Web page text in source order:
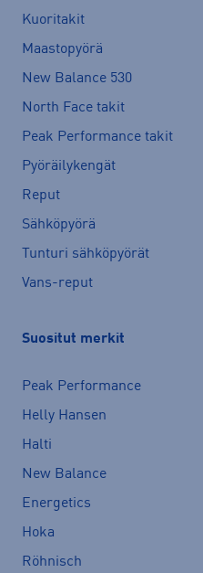
Kuoritakit
Maastopyörä
New Balance 530
North Face takit
Peak Performance takit
Pyöräilykengät
Reput
Sähköpyörä
Tunturi sähköpyörät
Vans-reput
Suositut merkit
Peak Performance
Helly Hansen
Halti
New Balance
Energetics
Hoka
Röhnisch